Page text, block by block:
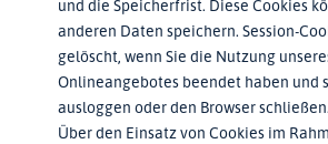
und die Speicherfrist. Diese Cookies
anderen Daten speichern. Session-
gelöscht, wenn Sie die Nutzung
Onlineangebotes beendet haben und
ausloggen oder den Browser schließen.
Über den Einsatz von Cookies im